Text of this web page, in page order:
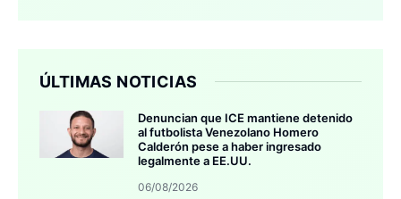
ÚLTIMAS NOTICIAS
Denuncian que ICE mantiene detenido
al futbolista Venezolano Homero
Calderón pese a haber ingresado
legalmente a EE.UU.
06/08/2026